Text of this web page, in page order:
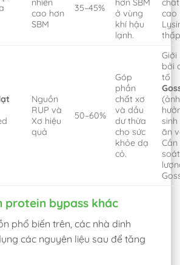
nhiên
cao hơn
SBM
35–45%
hơn SBM
ở vùng
khí hậu
lạnh.
cao
Nguồn
RUP và
Xơ hiệu
quả
50–60%
Góp
phần
chất xơ
và dầu
dư thừa
cho sức
khỏe dạ
cỏ.
Giới
bởi
tố
(ảnh
sinh
ăn
protein bypass khác
phổ biến trên, các nhà dinh
các nguyên liệu sau để tăng